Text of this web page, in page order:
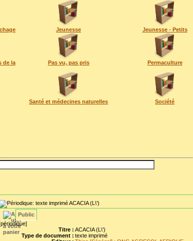
Jeunesse Jeunesse - Petits
de la
Pas vu, pas pris Permaculture
Santé et médecines naturelles Société
ACACIA (L\')
Public
Titre : ACACIA (L\')
Type de document : texte imprimé